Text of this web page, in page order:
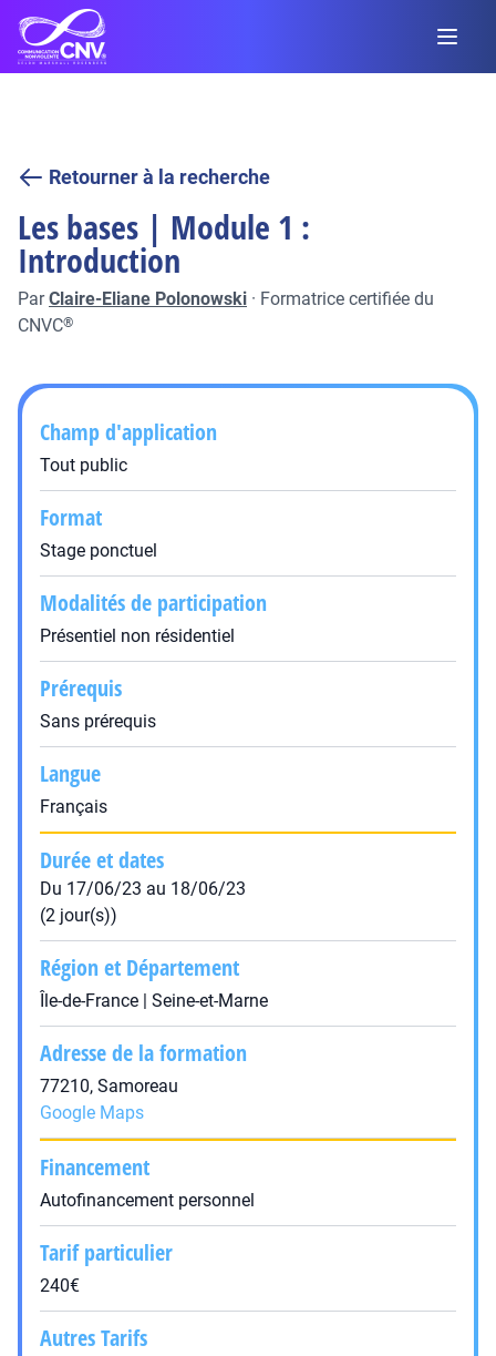
Retourner à la recherche
Les bases | Module 1 :
Introduction
ParClaire-Eliane Polonowski · Formatrice certifiée du
CNVC®
Champ d'application
Tout public
Format
Stage ponctuel
Modalités de participation
Présentiel non résidentiel
Prérequis
Sans prérequis
Langue
Français
Durée et dates
Du 17/06/23 au 18/06/23
(2 jour(s))
Région et Département
Île-de-France | Seine-et-Marne
Adresse de la formation
77210, Samoreau
Google Maps
Financement
Autofinancement personnel
Tarif particulier
240€
Autres Tarifs